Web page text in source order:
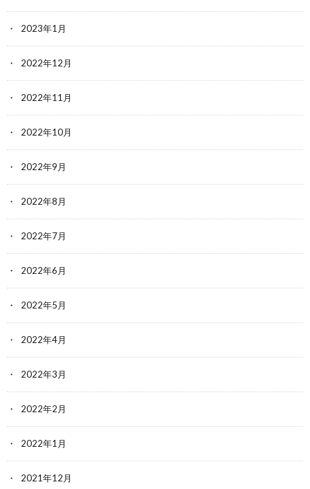
2023年1月
2022年12月
2022年11月
2022年10月
2022年9月
2022年8月
2022年7月
2022年6月
2022年5月
2022年4月
2022年3月
2022年2月
2022年1月
2021年12月